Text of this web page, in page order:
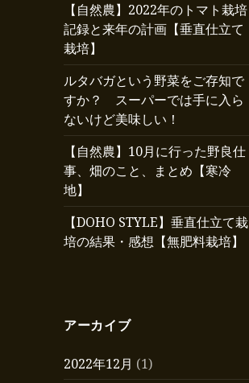
【自然農】2022年のトマト栽培
記録と来年の計画【垂直仕立て
栽培】
ルタバガという野菜をご存知で
すか？ スーパーでは手に入ら
ないけど美味しい！
【自然農】10月に行った野良仕
事、畑のこと、まとめ【寒冷
地】
【DOHO STYLE】垂直仕立て栽
培の結果・感想【無肥料栽培】
アーカイブ
2022年12月 (1)